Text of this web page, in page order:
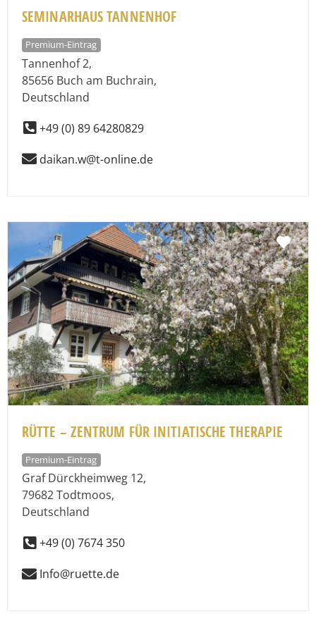
SEMINARHAUS TANNENHOF
Premium-Eintrag
Tannenhof 2,
85656 Buch am Buchrain,
Deutschland
+49 (0) 89 64280829
daikan.w@t-online.de
RÜTTE – ZENTRUM FÜR INITIATISCHE THERAPIE
Premium-Eintrag
Graf Dürckheimweg 12,
79682Todtmoos,
Deutschland
+49 (0) 7674 350
Info@ruette.de